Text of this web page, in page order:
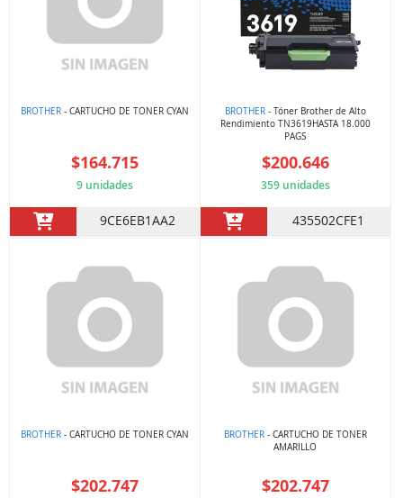
BROTHER - CARTUCHO DE TONER CYAN
$164.715
9 unidades
9CE6EB1AA2
BROTHER- Tóner Brother de Alto
Rendimiento TN3619HASTA 18.000
PAGS
$200.646
359 unidades
435502CFE1
BROTHER - CARTUCHO DE TONER CYAN
$202.747
BROTHER- CARTUCHO DE TONER
AMARILLO
$202.747